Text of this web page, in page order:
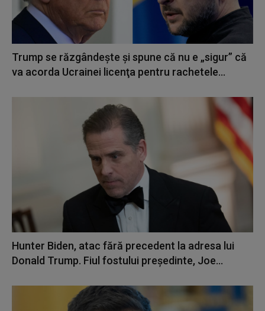
Trump se răzgândește și spune că nu e „sigur” că
va acorda Ucrainei licenţa pentru rachetele...
Hunter Biden, atac fără precedent la adresa lui
Donald Trump. Fiul fostului președinte, Joe...